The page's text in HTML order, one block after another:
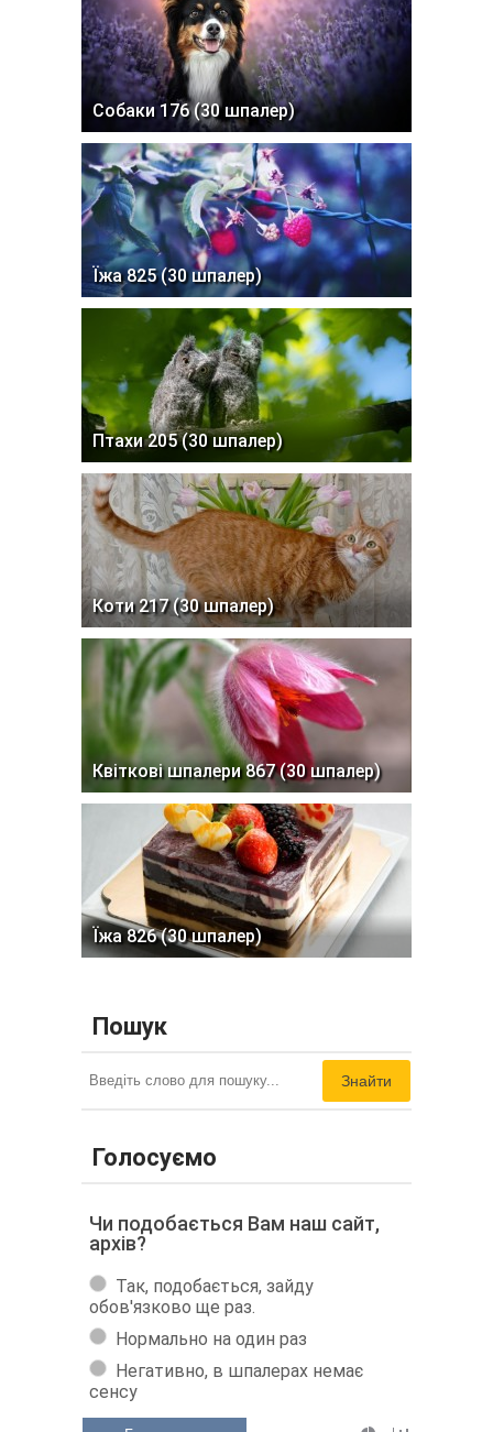
Собаки 176 (30 шпалер)
Їжа 825 (30 шпалер)
Птахи 205 (30 шпалер)
Коти 217 (30 шпалер)
Квіткові шпалери 867 (30 шпалер)
Їжа 826 (30 шпалер)
Пошук
Знайти
Голосуємо
Чи подобається Вам наш сайт,
архів?
Так, подобається, зайду
обов'язково ще раз.
Нормально на один раз
Негативно, в шпалерах немає
сенсу